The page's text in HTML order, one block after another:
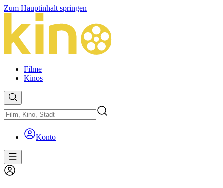
Zum Hauptinhalt springen
Filme
Kinos
Konto